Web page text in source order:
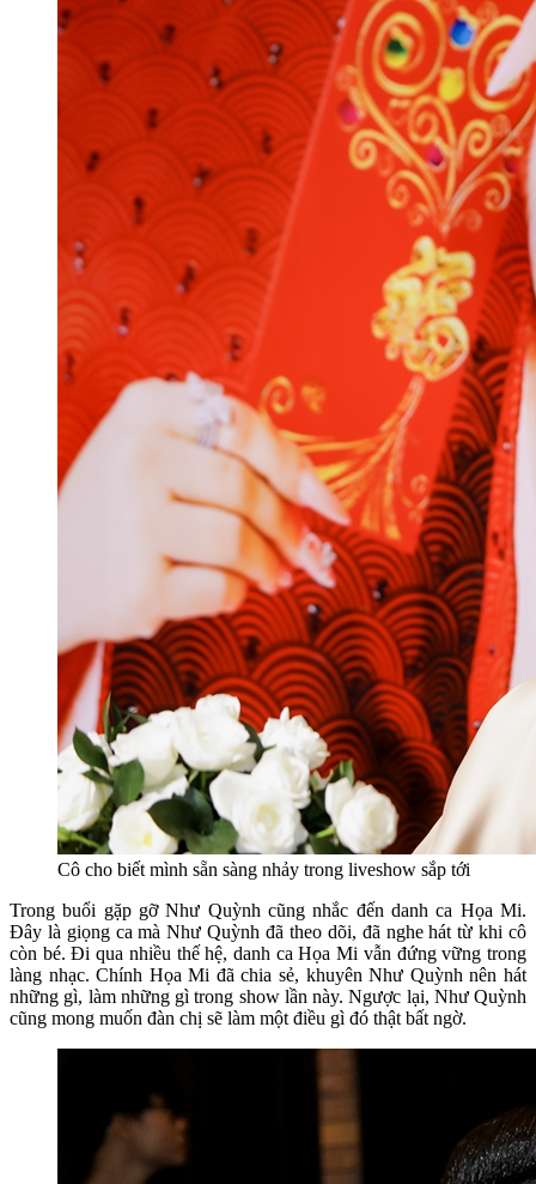
Cô cho biết mình sẵn sàng nhảy trong liveshow sắp tới
Trong buổi gặp gỡ Như Quỳnh cũng nhắc đến danh ca Họa Mi.
Đây là giọng ca mà Như Quỳnh đã theo dõi, đã nghe hát từ khi cô
còn bé. Đi qua nhiều thế hệ, danh ca Họa Mi vẫn đứng vững trong
làng nhạc. Chính Họa Mi đã chia sẻ, khuyên Như Quỳnh nên hát
những gì, làm những gì trong show lần này. Ngược lại, Như Quỳnh
cũng mong muốn đàn chị sẽ làm một điều gì đó thật bất ngờ.